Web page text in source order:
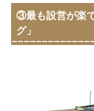
③最も設営が楽
グ」